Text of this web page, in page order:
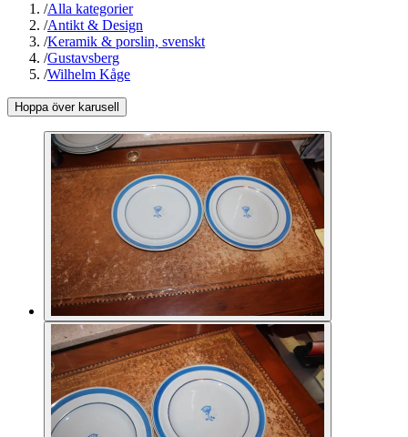
/Alla kategorier
/Antikt & Design
/Keramik & porslin, svenskt
/Gustavsberg
/Wilhelm Kåge
Hoppa över karusell